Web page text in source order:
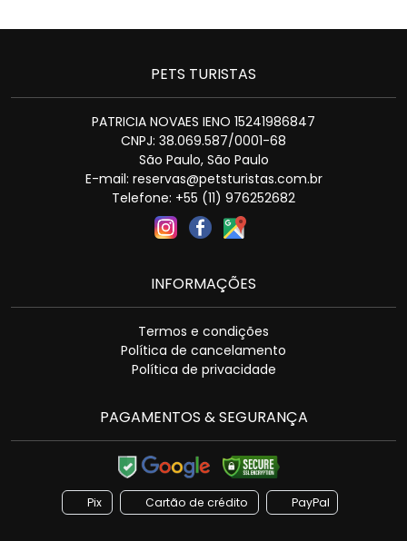
PETS TURISTAS
PATRICIA NOVAES IENO 15241986847
CNPJ: 38.069.587/0001-68
São Paulo, São Paulo
E-mail: reservas@petsturistas.com.br
Telefone: +55 (11) 976252682
INFORMAÇÕES
Termos e condições
Política de cancelamento
Política de privacidade
PAGAMENTOS & SEGURANÇA
Pix Cartão de crédito PayPal